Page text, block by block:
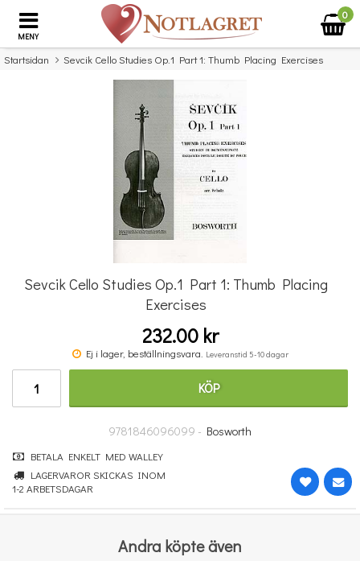
MENY
0
Startsidan Sevcik Cello Studies Op.1 Part 1: Thumb Placing Exercises
Missa inte detta...
Otakar Sevcik: Cello Studies - 40 Variations Op.3
149 kr
Sevcik Cello Studies Op.1 Part 1: Thumb Placing
Exercises
232.00 kr
Ej i lager, beställningsvara. Leveranstid 5-10 dagar
KÖP
9781846096099 - Bosworth
BETALA ENKELT MED WALLEY
LAGERVAROR SKICKAS INOM
1-2 ARBETSDAGAR
Andra köpte även